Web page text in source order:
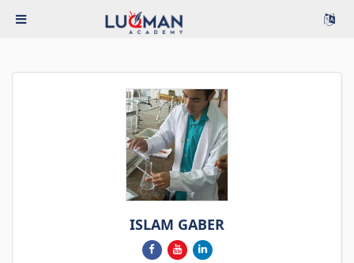
ISLAM GABER